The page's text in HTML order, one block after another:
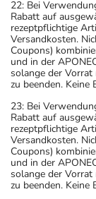
22: Bei
Rabatt auf
rezeptpflichtige
Versandkosten.
Coupons)
und in der
solange der
zu beenden. Keine
23: Bei
Rabatt auf
rezeptpflichtige
Versandkosten.
Coupons)
und in der
solange der
zu beenden. Keine